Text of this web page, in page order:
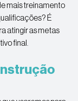
mais treinamento
É
atingir as metas
final.